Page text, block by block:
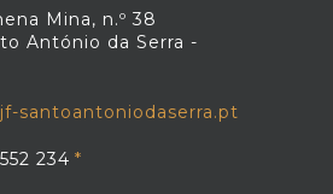
Mina, n.º 38
António da Serra -
santoantoniodaserra.pt
234